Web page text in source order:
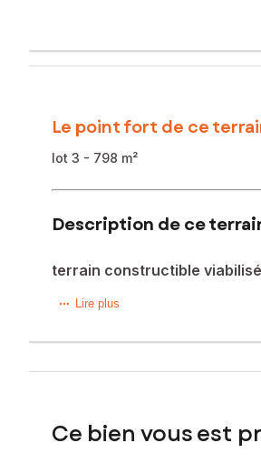
Le point fort de ce
lot 3 - 798 m²
Description de ce
terrain constructible viabilisé
Situé à Frangy (74270), ce
alpins offrant des activités
Ce terrain de 798 m², situé en
Exposition sud - Libre de tout
Lire plus
Ce bien vous est